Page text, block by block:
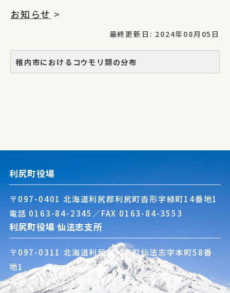
お知らせ >
最終更新日: 2024年08月05日
稚内市におけるコウモリ類の分布
利尻町役場
〒097-0401 北海道利尻郡利尻町沓形字緑町14番地1
電話 0163-84-2345 ／FAX 0163-84-3553
利尻町役場 仙法志支所
〒097-0311 北海道利尻郡利尻町仙法志字本町58番
地1
電話0163-85-1011 ／FAX 0163-85-1745